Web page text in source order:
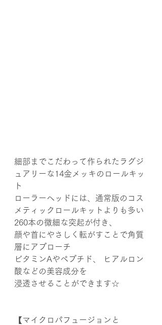
細部までこだわって作られたラグジ
ュアリーな14金メッキのロールキッ
ト
ローラーヘッドには、通常版のコス
メティックロールキットよりも多い
260本の微細な突起が付き、
顔や首にやさしく転がすことで角質
層にアプローチ
ビタミンAやペプチド、 ヒアルロン
酸などの美容成分を
浸透させることができます☆
【マイクロパフュージョンと